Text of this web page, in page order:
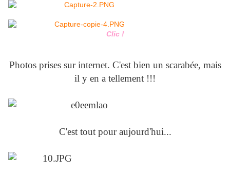
Clic !
Photos prises sur internet. C'est bien un scarabée, mais
il y en a tellement !!!
C'est tout pour aujourd'hui...